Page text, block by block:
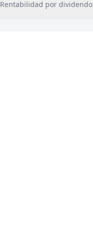
Rentabilidad por dividendo